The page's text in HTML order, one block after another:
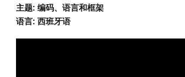
主题: 编码、语言和框架
语言: 西班牙语